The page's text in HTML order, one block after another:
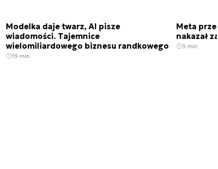
Modelka daje twarz, AI pisze
wiadomości. Tajemnice
wielomiliardowego biznesu randkowego
19 min.
Meta
nakazał
3 min.